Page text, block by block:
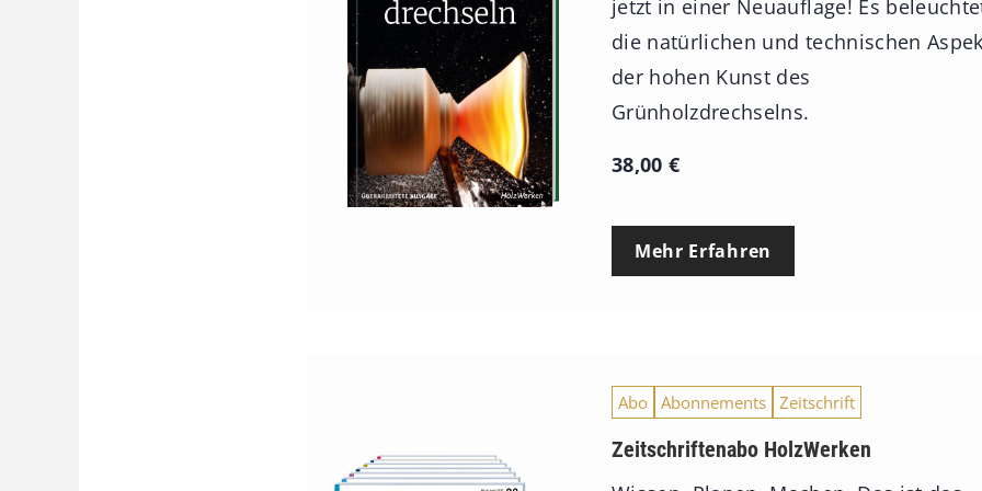
jetzt in einer Neuauflage! Es
die natürlichen und technischen
der hohen Kunst des
Grünholzdrechselns.
38,00 €
Mehr Erfahren
Abo Abonnements Zeitschrift
Zeitschriftenabo HolzWerken